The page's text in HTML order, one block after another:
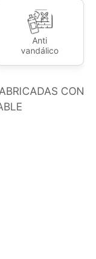
Anti
vandálico
CON